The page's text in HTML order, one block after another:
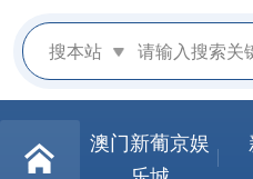
搜本站
澳门新葡京娱